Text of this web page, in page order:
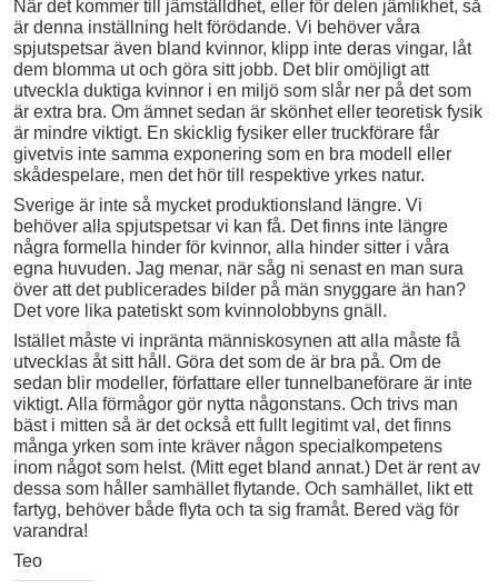
När det kommer till jämställdhet, eller för delen jämlikhet, så
är denna inställning helt förödande. Vi behöver våra
spjutspetsar även bland kvinnor, klipp inte deras vingar, låt
dem blomma ut och göra sitt jobb. Det blir omöjligt att
utveckla duktiga kvinnor i en miljö som slår ner på det som
är extra bra. Om ämnet sedan är skönhet eller teoretisk fysik
är mindre viktigt. En skicklig fysiker eller truckförare får
givetvis inte samma exponering som en bra modell eller
skådespelare, men det hör till respektive yrkes natur.
Sverige är inte så mycket produktionsland längre. Vi
behöver alla spjutspetsar vi kan få. Det finns inte längre
några formella hinder för kvinnor, alla hinder sitter i våra
egna huvuden. Jag menar, när såg ni senast en man sura
över att det publicerades bilder på män snyggare än han?
Det vore lika patetiskt som kvinnolobbyns gnäll.
Istället måste vi inpränta människosynen att alla måste få
utvecklas åt sitt håll. Göra det som de är bra på. Om de
sedan blir modeller, författare eller tunnelbaneförare är inte
viktigt. Alla förmågor gör nytta någonstans. Och trivs man
bäst i mitten så är det också ett fullt legitimt val, det finns
många yrken som inte kräver någon specialkompetens
inom något som helst. (Mitt eget bland annat.) Det är rent av
dessa som håller samhället flytande. Och samhället, likt ett
fartyg, behöver både flyta och ta sig framåt. Bered väg för
varandra!
Teo